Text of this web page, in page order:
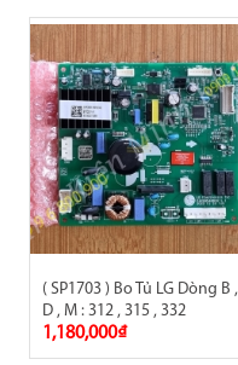
( SP1703 ) Bo Tủ LG Dòng B ,
D , M : 312 , 315 , 332
1,180,000₫